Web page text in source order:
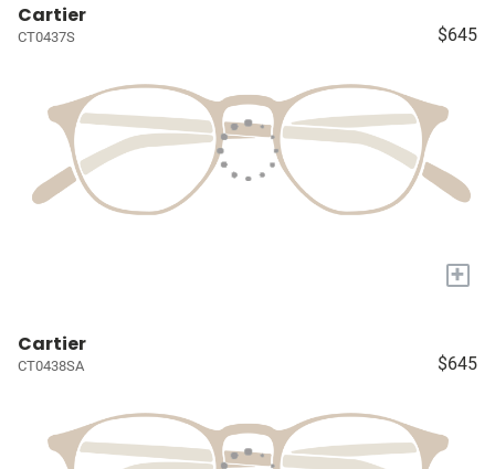
Cartier
CT0437S $645
+
Cartier
CT0438SA $645